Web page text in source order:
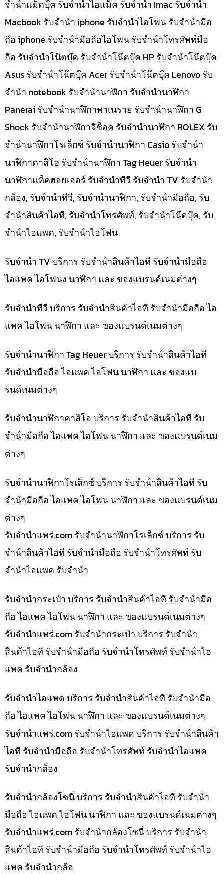
จำนำแม็คบุ๊ค รับจำนำไอแม็ค รับจำนำ Imac รับจำนำ
Macbook รับจำนำ iphone รับจำนำไอโฟน รับจำนำมือ
ถือ iphone รับจำนำมือถือไอโฟน รับจำนำโทรศัพท์มือ
ถือ รับจำนำโน๊ตบุ๊ค รับจำนำโน๊ตบุ๊ค HP รับจำนำโน๊ตบุ๊ค
Asus รับจำนำโน๊ตบุ๊ค Acer รับจำนำโน๊ตบุ๊ค Lenovo รับ
จำนำ notebook รับจำนำนาฬิกา รับจำนำนาฬิกา
Panerai รับจำนำนาฬิกาพาเนราย รับจำนำนาฬิกา G
Shock รับจำนำนาฬิกาจีช็อค รับจำนำนาฬิกา ROLEX รับ
จำนำนาฬิกาโรเล็กซ์ รับจำนำนาฬิกา Casio รับจำนำ
นาฬิกาคาสิโอ รับจำนำนาฬิกา Tag Heuer รับจำนำ
นาฬิกาแท็คฮอยเออร์ รับจำนำทีวี รับจำนำ TV รับจำนำ
กล้อง, รับจำนำทีวี, รับจำนำนาฬิกา, รับจำนำมือถือ, รับ
จำนำสินค้าไอที, รับจำนำโทรศัพท์, รับจำนำโน๊ดบุ๊ค, รับ
จำนำไอแพค, รับจำนำไอโฟน
รับจำนำ TV บริการ รับจำนำสินค้าไอที รับจำนำมือถือ
ไอแพค ไอโฟนง นาฬิกา และ ของแบรนด์เนมต่างๆ
รับจำนำทีวี บริการ รับจำนำสินค้าไอที รับจำนำมือถือ ไอ
แพค ไอโฟน นาฬิกา และ ของแบรนด์เนมต่างๆ
รับจำนำนาฬิกา Tag Heuer บริการ รับจำนำสินค้าไอที
รับจำนำมือถือ ไอแพค ไอโฟน นาฬิกา และ ของแบ
รนด์เนมต่างๆ
รับจำนำนาฬิกาคาสิโอ บริการ รับจำนำสินค้าไอที รับ
จำนำมือถือ ไอแพค ไอโฟน นาฬิกา และ ของแบรนด์เนม
ต่างๆ
รับจำนำนาฬิกาโรเล็กซ์ บริการ รับจำนำสินค้าไอที รับ
จำนำมือถือ ไอแพค ไอโฟน นาฬิกา และ ของแบรนด์เนม
ต่างๆ
รับจํานําแพร่.com รับจำนำนาฬิกาโรเล็กซ์ บริการ รับ
จำนำสินค้าไอที รับจำนำมือถือ รับจำนำโทรศัพท์ รับ
จำนำไอแพค รับจำนำ
รับจำนำกระเป๋า บริการ รับจำนำสินค้าไอที รับจำนำมือ
ถือ ไอแพค ไอโฟน นาฬิกา และ ของแบรนด์เนมต่างๆ
รับจํานําแพร่.com รับจำนำกระเป๋า บริการ รับจำนำ
สินค้าไอที รับจำนำมือถือ รับจำนำโทรศัพท์ รับจำนำไอ
แพค รับจำนำกล้อง
รับจำนำไอแพด บริการ รับจำนำสินค้าไอที รับจำนำมือ
ถือ ไอแพค ไอโฟน นาฬิกา และ ของแบรนด์เนมต่างๆ
รับจํานําแพร่.com รับจำนำไอแพด บริการ รับจำนำสินค้า
ไอที รับจำนำมือถือ รับจำนำโทรศัพท์ รับจำนำไอแพค
รับจำนำกล้อง
รับจำนำกล้องโซนี่ บริการ รับจำนำสินค้าไอที รับจำนำ
มือถือ ไอแพค ไอโฟน นาฬิกา และ ของแบรนด์เนมต่างๆ
รับจํานําแพร่.com รับจำนำกล้องโซนี่ บริการ รับจำนำ
สินค้าไอที รับจำนำมือถือ รับจำนำโทรศัพท์ รับจำนำไอ
แพค รับจำนำกล้อ